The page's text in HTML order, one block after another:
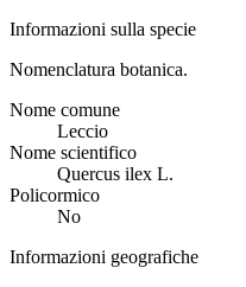
Informazioni sulla specie
Nomenclatura botanica.
Nome comune
Leccio
Nome scientifico
Quercus ilex L.
Policormico
No
Informazioni geografiche